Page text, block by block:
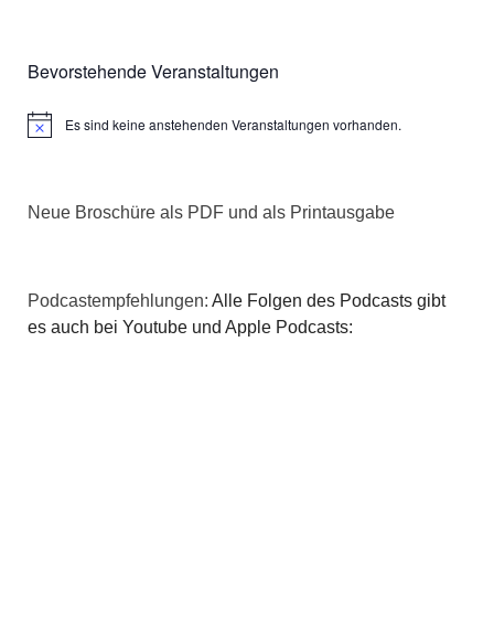
Bevorstehende Veranstaltungen
HinweisEs sind keine anstehenden Veranstaltungen vorhanden.
Neue Broschüre als PDF und als Printausgabe
Podcastempfehlungen: Alle Folgen des Podcasts gibt
es auch bei Youtube und Apple Podcasts: